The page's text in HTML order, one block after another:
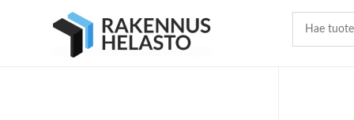
pääsisältöön
ensisijaiseen
alatunnisteeseen